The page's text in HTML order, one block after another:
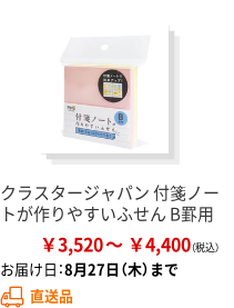
クラスタージャパン 付箋ノー
トが作りやすいふせん B罫用
￥3,520 ￥4,400
お届け日：8月27日（木）まで
直送品